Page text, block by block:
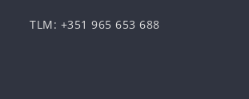
TLM: +351 965 653 688